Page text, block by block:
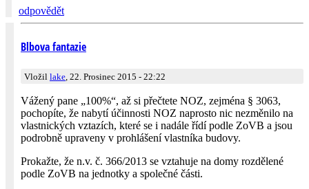
odpovědět
Blbova fantazie
Vložil lake, 22. Prosinec 2015 - 22:22
Vážený pane „100%“, až si přečtete NOZ, zejména § 3063,
pochopíte, že nabytí účinnosti NOZ naprosto nic nezměnilo na
vlastnických vztazích, které se i nadále řídí podle ZoVB a jsou
podrobně upraveny v prohlášení vlastníka budovy.
Prokažte, že n.v. č. 366/2013 se vztahuje na domy rozdělené
podle ZoVB na jednotky a společné části.